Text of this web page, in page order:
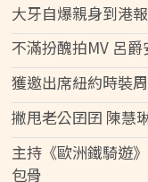
大牙自爆親身到港
不滿扮醜拍MV 呂
獲邀出席紐約時裝
撇甩老公囝囝 陳慧
主持《歐洲鐵騎遊
包骨